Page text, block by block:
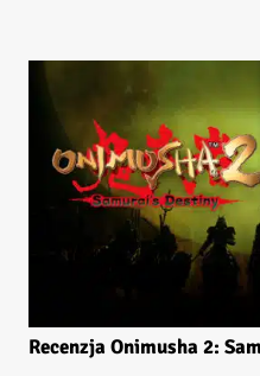
Recenzja Onimusha 2: